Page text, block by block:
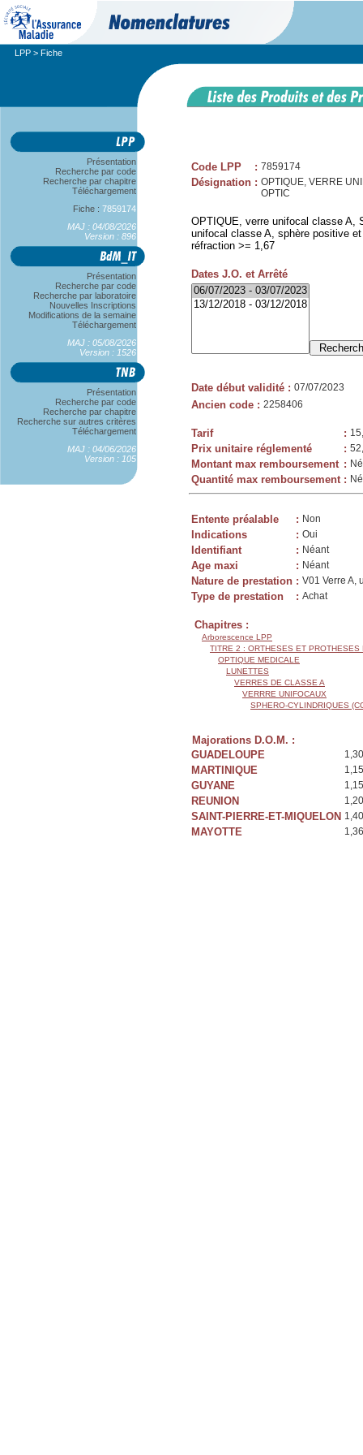
LPP > Fiche
Présentation
Recherche par code
Recherche par chapitre
Téléchargement
Fiche : 7859174
MAJ : 04/08/2026
Version : 896
Présentation
Recherche par code
Recherche par laboratoire
Nouvelles Inscriptions
Modifications de la semaine
Téléchargement
MAJ : 05/08/2026
Version : 1526
Présentation
Recherche par code
Recherche par chapitre
Recherche sur autres critères
Téléchargement
MAJ : 04/06/2026
Version : 105
Code LPP : 7859174
Désignation : OPTIQUE, VERRE
OPTIC
OPTIQUE, verre unifocal classe A,
unifocal classe A, sphère positive
réfraction >= 1,67
Dates J.O. et Arrêté
Date début validité : 07/07/2023
Ancien code : 2258406
Tarif :
Prix unitaire réglementé :
Montant max remboursement :
Quantité max remboursement :
Entente préalable : Non
Indications : Oui
Identifiant : Néant
Age maxi : Néant
Nature de prestation : V01 Verre A,
Type de prestation : Achat
Chapitres :
Arborescence LPP
TITRE 2 : ORTHESES ET PROTHESES
OPTIQUE MEDICALE
LUNETTES
VERRES DE CLASSE A
VERRRE UNIFOCAUX
SPHERO-CYLINDRIQUES
Majorations D.O.M. :
GUADELOUPE
MARTINIQUE
GUYANE
REUNION
SAINT-PIERRE-ET-MIQUELON
MAYOTTE